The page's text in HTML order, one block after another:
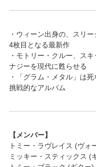
・ウィーン出身の、スリ
4枚目となる最新作
・モトリー・クルー、ス
ナジーを現代に甦らせる
・「グラム・メタル」は
挑戦的なアルバム
【メンバー】
トミー・ラヴレイス (ヴォ
ミッキー・スティックス (